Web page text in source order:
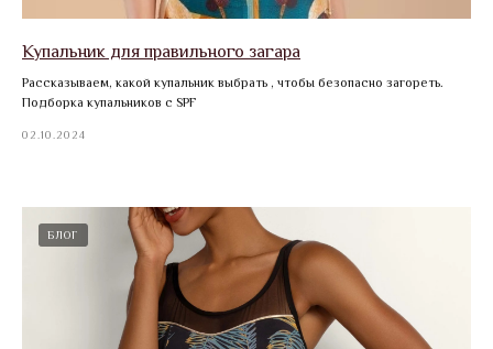
Купальник для правильного загара
Рассказываем, какой купальник выбрать , чтобы безопасно загореть.
Подборка купальников с SPF
02.10.2024
БЛОГ